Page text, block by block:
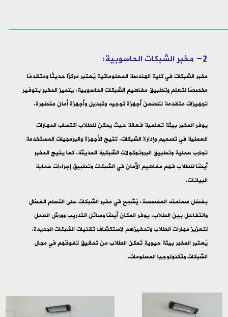
2- مخبر الشبكات الحاسوبية:
مخبر الشبكات في كلية الهندسة المعلوماتية يُعتبر مركزًا حديثًا ومتقدمًا
مخصصًا لتعلم وتطبيق مفاهيم الشبكات الحاسوبية. يتميز المخبر بتوفير
تجهيزات متقدمة تتضمن أجهزة توجيه وتبديل وأجهزة أمان متطورة.
يوفر المخبر بيئة تعلمية فعالة حيث يمكن للطلاب اكتساب المهارات
العملية في تصميم وإدارة الشبكات. تتيح الأجهزة والبرمجيات المستخدمة
تجارب عملية وتطبيق البروتوكولات الشبكية الحديثة. كما يتيح المخبر
أيضًا للطلاب فهم مفاهيم الأمان في الشبكات وتطبيق إجراءات حماية
البيانات.
بفضل مساحته المخصصة، يُشجع في مخبر الشبكات على التعلم الفعّال
والتفاعل بين الطلاب. يوفر المكان أيضًا وسائل التدريب وورش العمل
لتعزيز مهارات الطلاب وتحفيزهم لاستكشاف تقنيات الشبكات الجديدة.
يُعتبر المخبر بيئة حيوية تُمكن الطلاب من تحقيق تفوقهم في مجال
الشبكات وتكنولوجيا المعلومات.